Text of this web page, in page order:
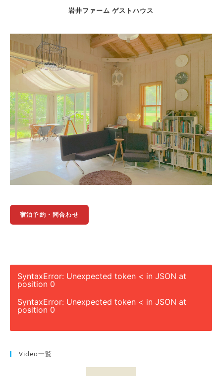
岩井ファーム ゲストハウス
宿泊予約・問合わせ
SyntaxError: Unexpected token < in JSON at
position 0
SyntaxError: Unexpected token < in JSON at
position 0
Video一覧